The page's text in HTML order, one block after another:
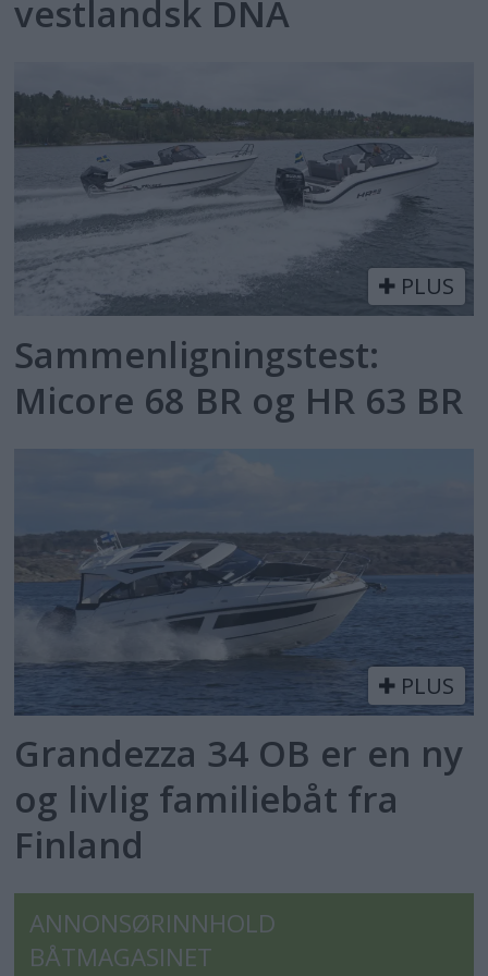
vestlandsk DNA
PLUS
Sammenligningstest:
Micore 68 BR og HR 63 BR
PLUS
Grandezza 34 OB er en ny
og livlig familiebåt fra
Finland
ANNONSØRINNHOLD
BÅTMAGASINET